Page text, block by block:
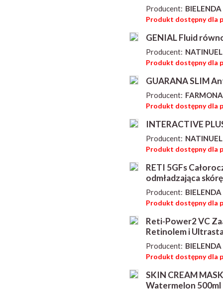
Producent:
Produkt dostępny dla
GENIAL Fluid
Producent: NATINUEL
Produkt dostępny dla
GUARANA SLIM
Producent: FARMONA
Produkt dostępny dla
INTERACTIVE
Producent: NATINUEL
Produkt dostępny dla
RETI 5GFs
odmładzająca
Producent:
Produkt dostępny dla
Reti-Power2 VC
Retinolem i
Producent:
Produkt dostępny dla
SKIN CREAM
Watermelon 500ml